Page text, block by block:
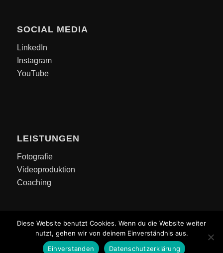
SOCIAL MEDIA
LinkedIn
Instagram
YouTube
LEISTUNGEN
Fotografie
Videoproduktion
Coaching
Copyright © 2026 HK-PhotoWorx | Alle Rechte vorbehalten
Diese Website benutzt Cookies. Wenn du die Website weiter
nutzt, gehen wir von deinem Einverständnis aus.
Einverstanden
Datenschutzerklärung